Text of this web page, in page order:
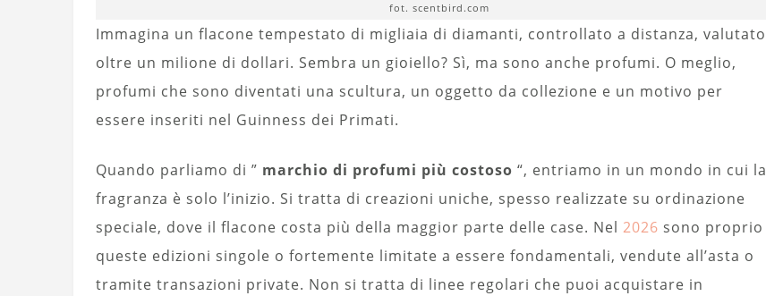
fot. scentbird.com
Immagina un flacone tempestato di migliaia di diamanti, controllato a distanza, valutato
oltre un milione di dollari. Sembra un gioiello? Sì, ma sono anche profumi. O meglio,
profumi che sono diventati una scultura, un oggetto da collezione e un motivo per
essere inseriti nel Guinness dei Primati.
Quando parliamo di ” marchio di profumi più costoso “, entriamo in un mondo in cui la
fragranza è solo l’inizio. Si tratta di creazioni uniche, spesso realizzate su ordinazione
speciale, dove il flacone costa più della maggior parte delle case. Nel 2026 sono proprio
queste edizioni singole o fortemente limitate a essere fondamentali, vendute all’asta o
tramite transazioni private. Non si tratta di linee regolari che puoi acquistare in